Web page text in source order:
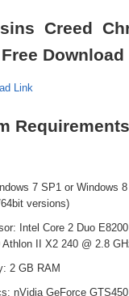
Creed
Download
Link
Requirements
7 SP1 or Windows
versions)
Intel Core 2 Duo
Athlon II X2 240 @ 2.8
2 GB RAM
nVidia GeForce